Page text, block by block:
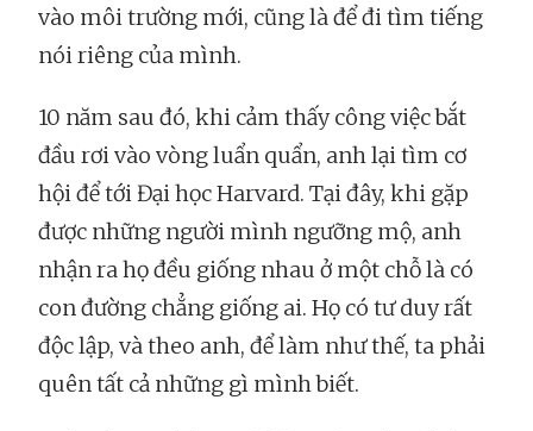
vào môi trường mới, cũng là để đi tìm tiếng
nói riêng của mình.
10 năm sau đó, khi cảm thấy công việc bắt
đầu rơi vào vòng luẩn quẩn, anh lại tìm cơ
hội để tới Đại học Harvard. Tại đây, khi gặp
được những người mình ngưỡng mộ, anh
nhận ra họ đều giống nhau ở một chỗ là có
con đường chẳng giống ai. Họ có tư duy rất
độc lập, và theo anh, để làm như thế, ta phải
quên tất cả những gì mình biết.